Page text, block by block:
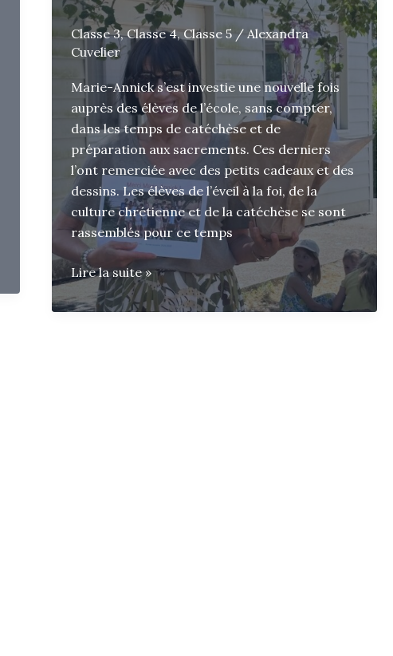
Classe 3,Classe 4,Classe 5/ Alexandra
Cuvelier
Marie-Annick s’est investie une nouvelle fois
auprès des élèves de l’école, sans compter,
dans les temps de catéchèse et de
préparation aux sacrements. Ces derniers
l’ont remerciée avec des petits cadeaux et des
dessins. Les élèves de l’éveil à la foi, de la
culture chrétienne et de la catéchèse se sont
rassemblés pour ce temps
Merci
Marie-
Annick
Lire la suite »